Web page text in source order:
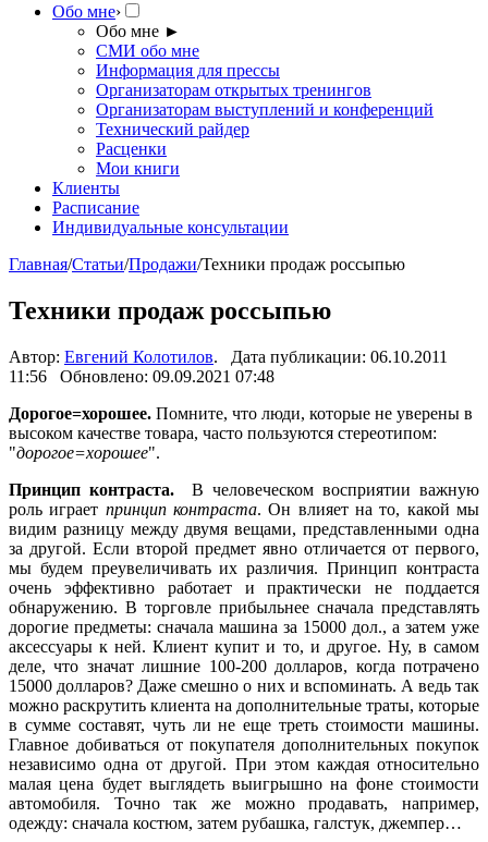
Обо мне›
Обо мне ►
СМИ обо мне
Информация для прессы
Организаторам открытых тренингов
Организаторам выступлений и конференций
Технический райдер
Расценки
Мои книги
Клиенты
Расписание
Индивидуальные консультации
Главная/Статьи/Продажи/Техники продаж россыпью
Техники продаж россыпью
Автор: Евгений Колотилов. Дата публикации: 06.10.2011
11:56 Обновлено: 09.09.2021 07:48
Дорогое=хорошее. Помните, что люди, которые не уверены в
высоком качестве товара, часто пользуются стереотипом:
"дорогое=хорошее".
Принцип контраста. В человеческом восприятии важную
роль играет принцип контраста. Он влияет на то, какой мы
видим разницу между двумя вещами, представленными одна
за другой. Если второй предмет явно отличается от первого,
мы будем преувеличивать их различия. Принцип контраста
очень эффективно работает и практически не поддается
обнаружению. В торговле прибыльнее сначала представлять
дорогие предметы: сначала машина за 15000 дол., а затем уже
аксессуары к ней. Клиент купит и то, и другое. Ну, в самом
деле, что значат лишние 100-200 долларов, когда потрачено
15000 долларов? Даже смешно о них и вспоминать. А ведь так
можно раскрутить клиента на дополнительные траты, которые
в сумме составят, чуть ли не еще треть стоимости машины.
Главное добиваться от покупателя дополнительных покупок
независимо одна от другой. При этом каждая относительно
малая цена будет выглядеть выигрышно на фоне стоимости
автомобиля. Точно так же можно продавать, например,
одежду: сначала костюм, затем рубашка, галстук, джемпер…